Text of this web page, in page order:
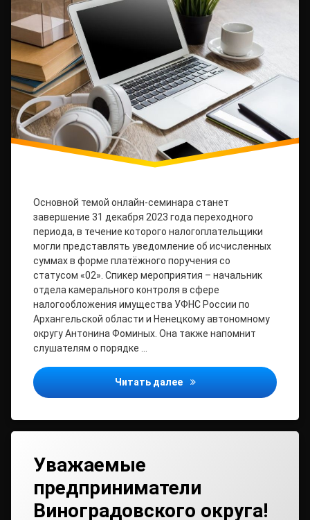
Основной темой онлайн-семинара станет
завершение 31 декабря 2023 года переходного
периода, в течение которого налогоплательщики
могли представлять уведомление об исчисленных
суммах в форме платёжного поручения со
статусом «02». Спикер мероприятия – начальник
отдела камерального контроля в сфере
налогообложения имущества УФНС России по
Архангельской области и Ненецкому автономному
округу Антонина Фоминых. Она также напомнит
слушателям о порядке …
Читать далее Участникам вебинара
Уважаемые
предприниматели
Виноградовского округа!